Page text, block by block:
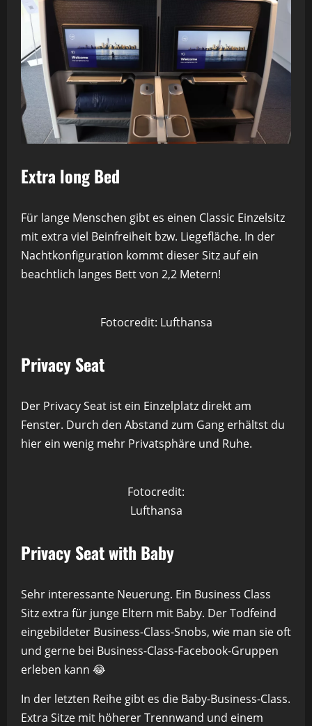
Extra long Bed
Für lange Menschen gibt es einen Classic Einzelsitz
mit extra viel Beinfreiheit bzw. Liegefläche. In der
Nachtkonfiguration kommt dieser Sitz auf ein
beachtlich langes Bett von 2,2 Metern!
Fotocredit: Lufthansa
Privacy Seat
Der Privacy Seat ist ein Einzelplatz direkt am
Fenster. Durch den Abstand zum Gang erhältst du
hier ein wenig mehr Privatsphäre und Ruhe.
Fotocredit:
Lufthansa
Privacy Seat with Baby
Sehr interessante Neuerung. Ein Business Class
Sitz extra für junge Eltern mit Baby. Der Todfeind
eingebildeter Business-Class-Snobs, wie man sie oft
und gerne bei Business-Class-Facebook-Gruppen
erleben kann 😂
In der letzten Reihe gibt es die Baby-Business-Class.
Extra Sitze mit höherer Trennwand und einem